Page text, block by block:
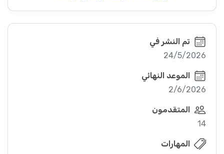
تم النشر في
24/5/2026
الموعد النهائي
2/6/2026
المتقدمون
14
المهارات